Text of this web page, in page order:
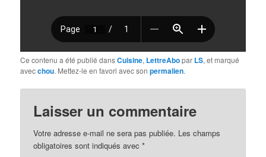
Ce contenu a été publié dansCuisine, LettreAbopar LS, et marqué
avecchou. Mettez-le en favori avec sonpermalien.
Laisser un commentaire
Votre adresse e-mail ne sera pas publiée. Les champs
obligatoires sont indiqués avec*